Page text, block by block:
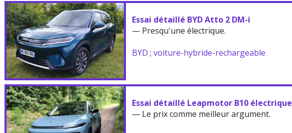
Essai détaillé BYD Atto 2 DM-i
— Presqu'une électrique.
BYD ;voiture-hybride-rechargeable
Essai détaillé Leapmotor B10 électrique
— Le prix comme meilleur argument.